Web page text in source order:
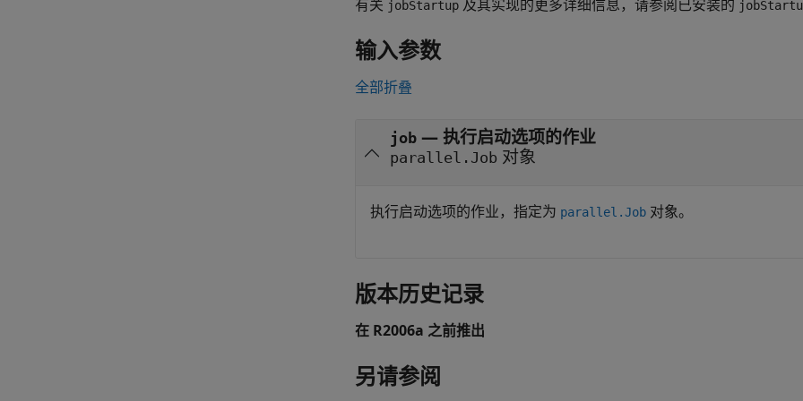
有关 jobStartup 及其实现的更多详细信息，请参阅已安装的
输入参数
全部折叠
job —执行启动选项的作业
parallel.Job 对象
执行启动选项的作业，指定为 parallel.Job 对象。
版本历史记录
在 R2006a 之前推出
另请参阅